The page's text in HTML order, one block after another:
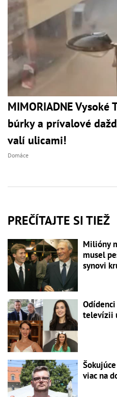
MIMORIADNE
búrky a prívalové
valí ulicami!
Domáce
PREČÍTAJTE SI TIEŽ
Milióny
musel
synovi
televízii
viac na